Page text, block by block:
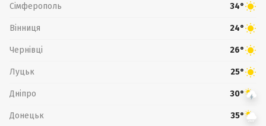
Сімферополь 34°
Вінниця 24°
Чернівці 26°
Луцьк 25°
Дніпро 30°
Донецьк 35°